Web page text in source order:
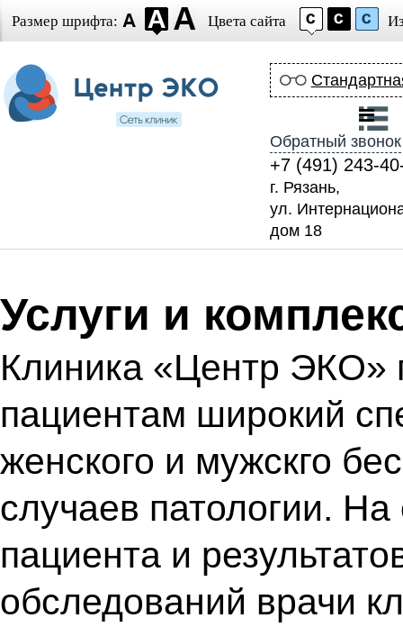
Размер шрифта: Цвета сайта
Обратный звонок
+7 (491) 243-
г. Рязань,
ул.
дом 18
Услуги и
Клиника «Центр ЭКО»
пациентам широкий
женского и мужскго
случаев патологии.
пациента и
обследований врачи